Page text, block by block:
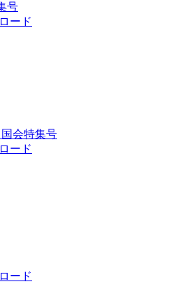
号
ード
会特集号
ード
ード